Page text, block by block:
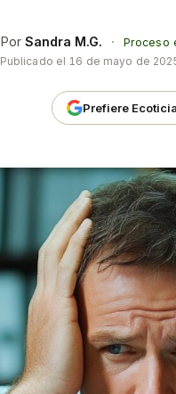
Por Sandra M.G. ·
Proceso
Publicado el 16 de mayo de
Prefiere